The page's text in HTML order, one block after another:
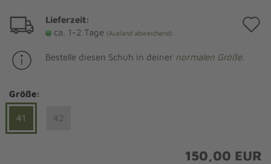
Lieferzeit:
ca. 1-2 Tage (Ausland abweichend)
Bestelle diesen Schuh in deiner normalen Größe.
Größe:
41 42
150,00 EUR